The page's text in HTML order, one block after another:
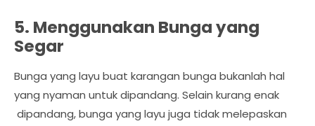
5. Menggunakan Bunga yang
Segar
Bunga yang layu buat karangan bunga bukanlah hal
yang nyaman untuk dipandang. Selain kurang enak
dipandang, bunga yang layu juga tidak melepaskan